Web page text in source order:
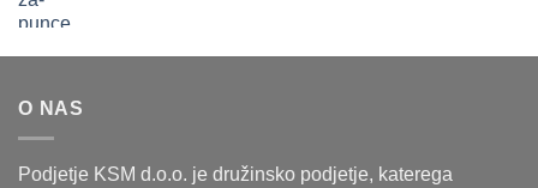
O NAS
Podjetje KSM d.o.o. je družinsko podjetje, katerega